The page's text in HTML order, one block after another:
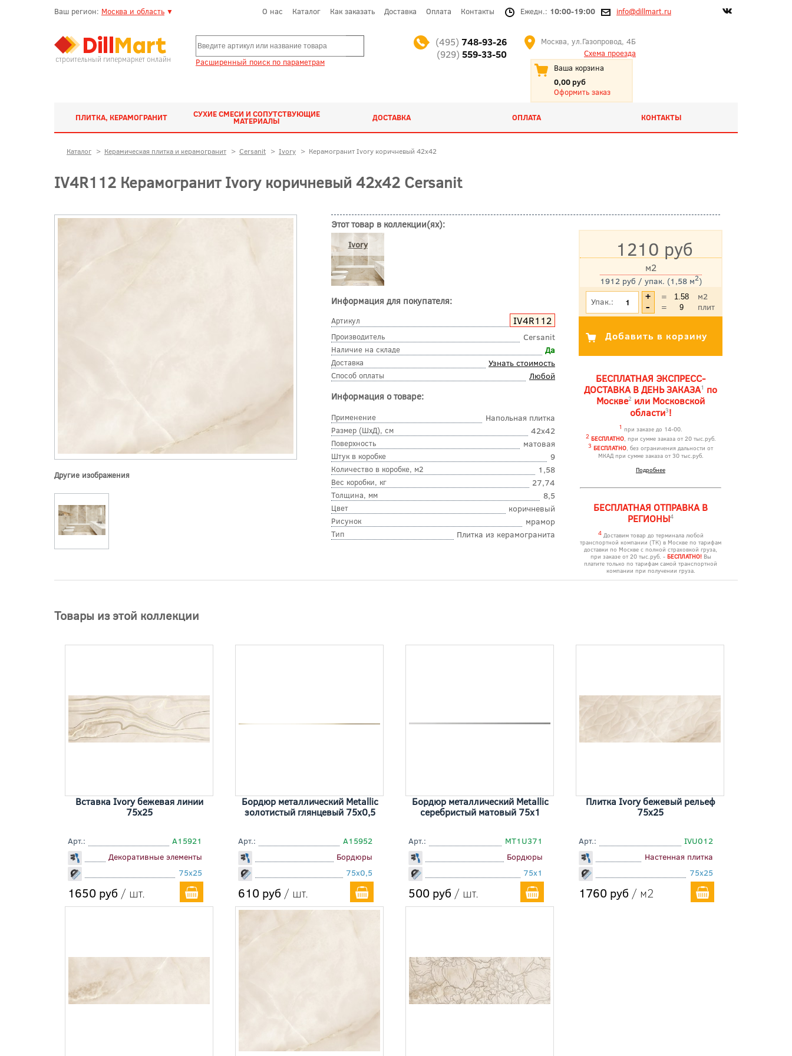
Ваш регион: Москва и область ▼ О нас Каталог Как заказать Доставка Оплата Контакты Ежедн.: 10:00-19:00 info@dillmart.ru
строительный гипермаркет онлайн Расширенный поиск по параметрам
(495) 748-93-26
(929) 559-33-50
Москва, ул.Газопровод, 4Б
Схема проезда
Ваша корзина
0,00 руб
Оформить заказ
ПЛИТКА, КЕРАМОГРАНИТ СУХИЕ СМЕСИ И СОПУТСТВУЮЩИЕ
МАТЕРИАЛЫ ДОСТАВКА ОПЛАТА КОНТАКТЫ
Каталог > Керамическая плитка и керамогранит > Cersanit > Ivory > Керамогранит Ivory коричневый 42x42
IV4R112 Керамогранит Ivory коричневый 42x42 Cersanit
Другие изображения
Этот товар в коллекции(ях):
Ivory
Информация для покупателя:
Артикул IV4R112
Производитель Cersanit
Наличие на складе Да
Доставка Узнать стоимость
Способ оплаты Любой
Информация о товаре:
Применение Напольная плитка
Размер (ШхД), см 42x42
Поверхность матовая
Штук в коробке 9
Количество в коробке, м2 1,58
Вес коробки, кг 27,74
Толщина, мм 8,5
Цвет коричневый
Рисунок мрамор
Тип Плитка из керамогранита
1210 руб
1912 руб / упак. (1,58 м2)
м2
*Цена указана с учетом НДС
Упак.: =
м2
=
плит
БЕСПЛАТНАЯ ЭКСПРЕСС-
ДОСТАВКА В ДЕНЬ ЗАКАЗА1 по
Москве2 или Московской
области3!
1 при заказе до 14-00.
2 БЕСПЛАТНО, при сумме заказа от 20 тыс.руб.
3 БЕСПЛАТНО, без ограничения дальности от
МКАД при сумме заказа от 30 тыс.руб.
Подробнее
БЕСПЛАТНАЯ ОТПРАВКА В
РЕГИОНЫ4
4Доставим товар до терминала любой
транспортной компании (ТК) в Москве по тарифам
доставки по Москве с полной страховкой груза,
при заказе от 20 тыс.руб. - БЕСПЛАТНО!Вы
платите только по тарифам самой транспортной
компании при получении груза.
Товары из этой коллекции
Вставка Ivory бежевая линии
75x25
Арт.:
A15921
Декоративные элементы
75x25
1650 руб / шт.
Бордюр металлический Metallic
золотистый глянцевый 75x0,5
Арт.:
A15952
Бордюры
75x0,5
610 руб / шт.
Бордюр металлический Metallic
серебристый матовый 75x1
Арт.:
MT1U371
Бордюры
75x1
500 руб / шт.
Плитка Ivory бежевый рельеф
75x25
Арт.:
IVU012
Настенная плитка
75x25
1760 руб / м2